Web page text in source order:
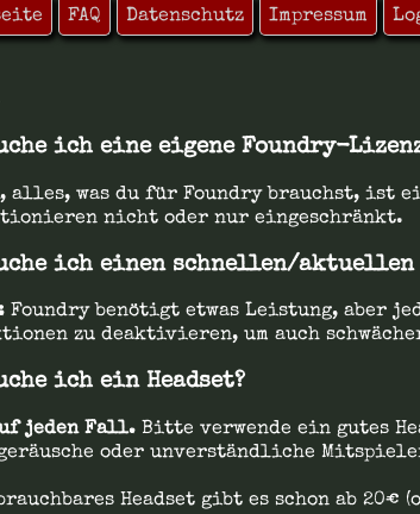
FAQ Datenschutz Impressum
ich eine eigene Foundry-
, alles, was du für Foundry brauchst, ist
nicht oder nur eingeschränkt.
ich einen schnellen/aktuellen
Foundry benötigt etwas Leistung, aber
zu deaktivieren, um auch
ich ein Headset?
jeden Fall. Bitte verwende ein gutes
oder unverständliche
Headset gibt es schon ab 20€